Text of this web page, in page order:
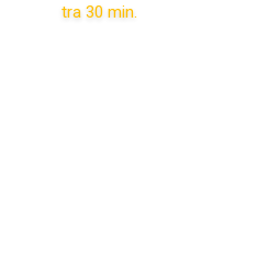
tra 30 min.